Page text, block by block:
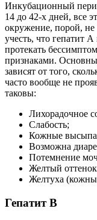
Инкубационный
14 до 42-х дней, все
окружение, порой, не
учесть, что гепатит
протекать
признаками.
зависят от того,
часто вообще не
таковы:
Лихорадочное
Слабость;
Кожные
Возможна
Потемнение
Желтый оттенок
Желтуха
Гепатит В